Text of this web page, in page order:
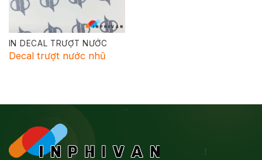
IN DECAL TRƯỢT NƯỚC
Decal trượt nước nhũ